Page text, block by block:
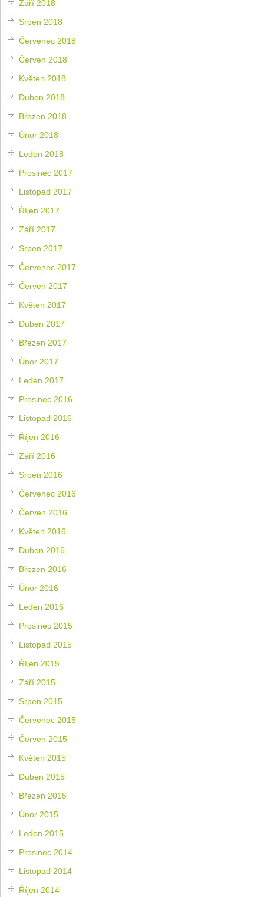
Září 2018
Srpen 2018
Červenec 2018
Červen 2018
Květen 2018
Duben 2018
Březen 2018
Únor 2018
Leden 2018
Prosinec 2017
Listopad 2017
Říjen 2017
Září 2017
Srpen 2017
Červenec 2017
Červen 2017
Květen 2017
Duben 2017
Březen 2017
Únor 2017
Leden 2017
Prosinec 2016
Listopad 2016
Říjen 2016
Září 2016
Srpen 2016
Červenec 2016
Červen 2016
Květen 2016
Duben 2016
Březen 2016
Únor 2016
Leden 2016
Prosinec 2015
Listopad 2015
Říjen 2015
Září 2015
Srpen 2015
Červenec 2015
Červen 2015
Květen 2015
Duben 2015
Březen 2015
Únor 2015
Leden 2015
Prosinec 2014
Listopad 2014
Říjen 2014